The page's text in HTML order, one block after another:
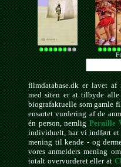
filmdatabase.dk er lavet af
med siten er at tilbyde
biografaktuelle som gamle
ensartet vurdering af de
én person, nemligPernille
individuelt, har vi indført et
mening til kende - og
vores anmelders mening
totalt overvurderet eller at